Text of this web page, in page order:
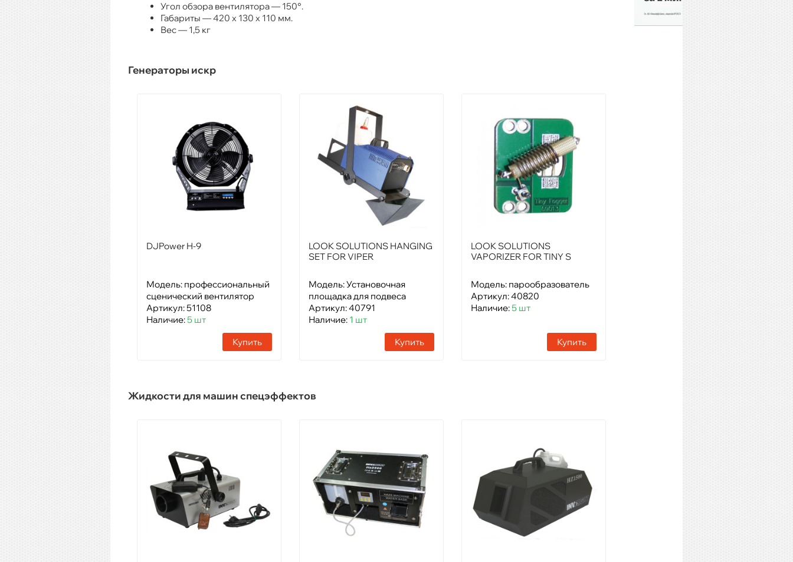
Угол обзора вентилятора — 150°.
Габариты — 420 х 130 х 110 мм.
Вес — 1,5 кг
Генераторы искр
DJPower H-9
Модель: профессиональный
сценический вентилятор
Артикул: 51108
Наличие:5 шт
Купить
LOOK SOLUTIONS HANGING
SET FOR VIPER
Модель: Установочная
площадка для подвеса
Артикул: 40791
Наличие: 1 шт
Купить
LOOK SOLUTIONS
VAPORIZER FOR TINY S
Модель: парообразователь
Артикул: 40820
Наличие:5 шт
Купить
Жидкости для машин спецэффектов